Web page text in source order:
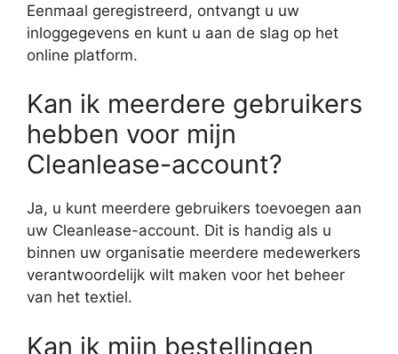
Eenmaal geregistreerd, ontvangt u uw
inloggegevens en kunt u aan de slag op het
online platform.
Kan ik meerdere gebruikers
hebben voor mijn
Cleanlease-account?
Ja, u kunt meerdere gebruikers toevoegen aan
uw Cleanlease-account. Dit is handig als u
binnen uw organisatie meerdere medewerkers
verantwoordelijk wilt maken voor het beheer
van het textiel.
Kan ik mijn bestellingen